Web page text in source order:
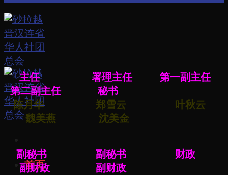
首页
主任 署理主任 第一副主任
第二副主任 秘书
陈月华 郑雪云 叶秋云
魏美燕 沈美金
副秘书 副秘书 财政
副财政 副财政